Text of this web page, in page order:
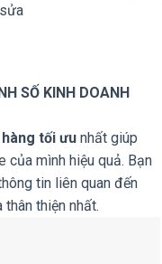
SỐ KINH DOANH
tối ưu nhất giúp
của mình hiệu quả. Bạn
tin liên quan đến
thiện nhất.